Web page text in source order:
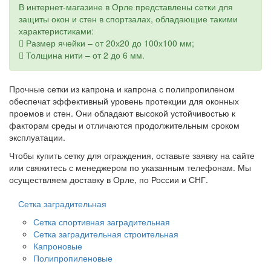
В интернет-магазине в Орле представлены сетки для
защиты окон и стен в спортзалах, обладающие такими
характеристиками:
Размер ячейки – от 20х20 до 100х100 мм;
Толщина нити – от 2 до 6 мм.
Прочные сетки из капрона и капрона с полипропиленом
обеспечат эффективный уровень протекции для оконных
проемов и стен. Они обладают высокой устойчивостью к
факторам среды и отличаются продолжительным сроком
эксплуатации.
Чтобы купить сетку для ограждения, оставьте заявку на сайте
или свяжитесь с менеджером по указанным телефонам. Мы
осуществляем доставку в Орле, по России и СНГ.
Сетка заградительная
Сетка спортивная заградительная
Сетка заградительная строительная
Капроновые
Полипропиленовые